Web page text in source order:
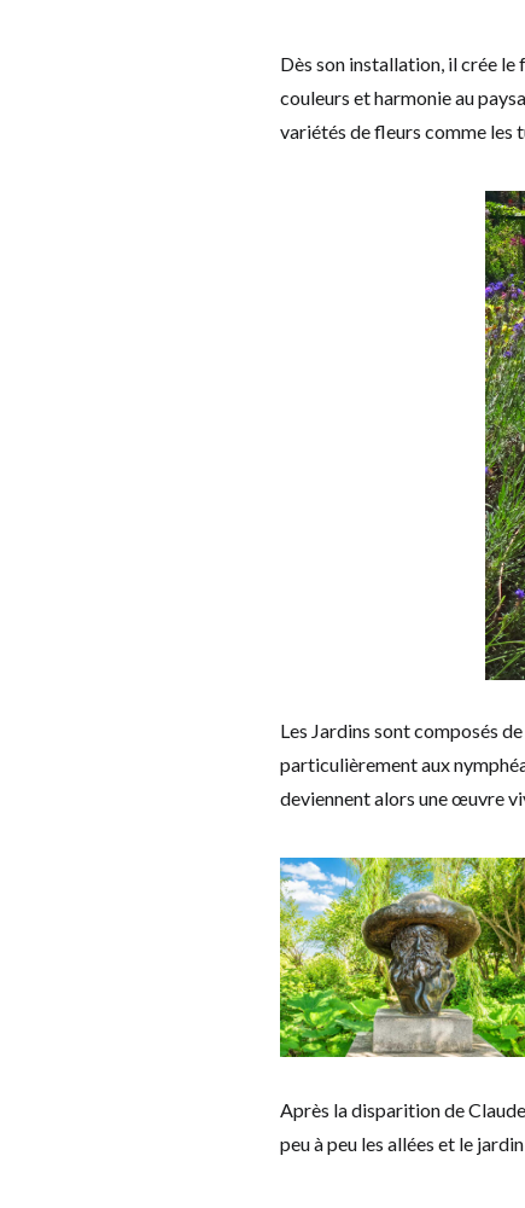
Dès son installation, il crée le
couleurs et harmonie au
variétés de fleurs comme les
Les Jardins sont composés
particulièrement aux
deviennent alors une œuvre
Après la disparition de
peu à peu les allées et le